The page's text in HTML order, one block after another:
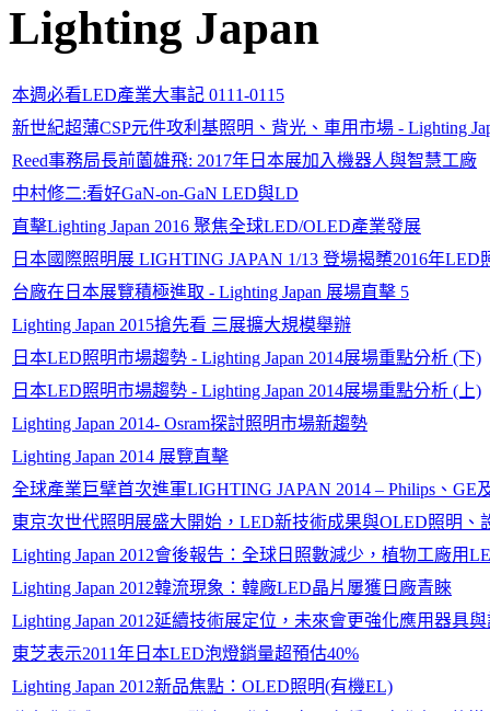
Lighting Japan
本週必看LED產業大事記 0111-0115
新世紀超薄CSP元件攻利基照明、背光、車用市場 - Lighting
Reed事務局長前薗雄飛: 2017年日本展加入機器人與智慧工廠
中村修二:看好GaN-on-GaN LED與LD
直擊Lighting Japan 2016 聚焦全球LED/OLED產業發展
日本國際照明展 LIGHTING JAPAN 1/13 登場揭櫫2016年LED
台廠在日本展覽積極進取 - Lighting Japan 展場直擊 5
Lighting Japan 2015搶先看 三展擴大規模舉辦
日本LED照明市場趨勢 - Lighting Japan 2014展場重點分析 (下)
日本LED照明市場趨勢 - Lighting Japan 2014展場重點分析 (上)
Lighting Japan 2014- Osram探討照明市場新趨勢
Lighting Japan 2014 展覽直擊
全球產業巨擘首次進軍LIGHTING JAPAN 2014 – Philips、GE
東京次世代照明展盛大開始，LED新技術成果與OLED照明、
Lighting Japan 2012會後報告：全球日照數減少，植物工廠用
Lighting Japan 2012韓流現象：韓廠LED晶片屢獲日廠青睞
Lighting Japan 2012延續技術展定位，未來會更強化應用器具
東芝表示2011年日本LED泡燈銷量超預估40%
Lighting Japan 2012新品焦點：OLED照明(有機EL)